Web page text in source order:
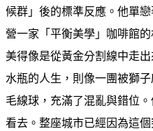
候群」後的標準反應。他單
營一家「平衡美學」咖啡館
美得像是從黃金分割線中走
水瓶的人生，則像一團被獅
毛線球，充滿了混亂與錯位
看去。整座城市已經因為這